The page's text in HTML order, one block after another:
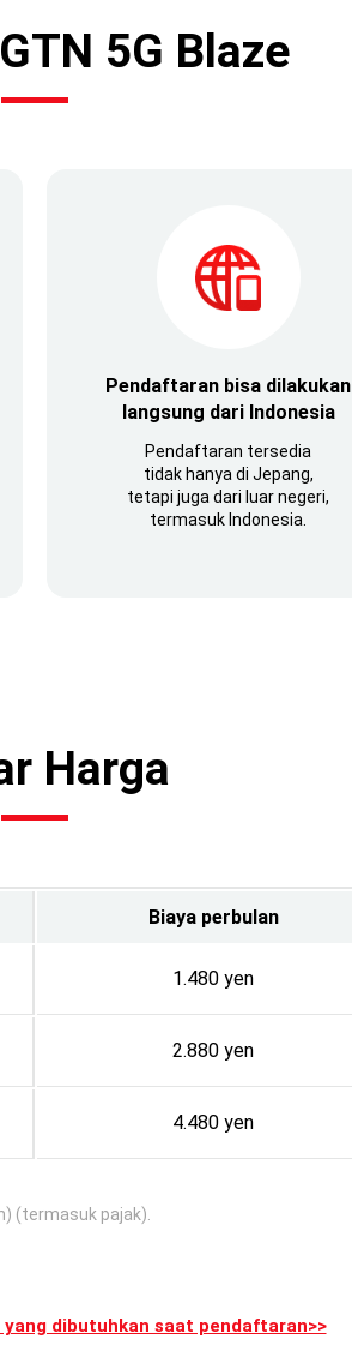
5G Blaze
Pendaftaran bisa dilakukan
langsung dari Indonesia
Pendaftaran tersedia
tidak hanya di Jepang,
tetapi juga dari luar negeri,
termasuk Indonesia.
Harga
Biaya perbulan
1.480 yen
2.880 yen
4.480 yen
(termasuk pajak).
dibutuhkan saat pendaftaran>>